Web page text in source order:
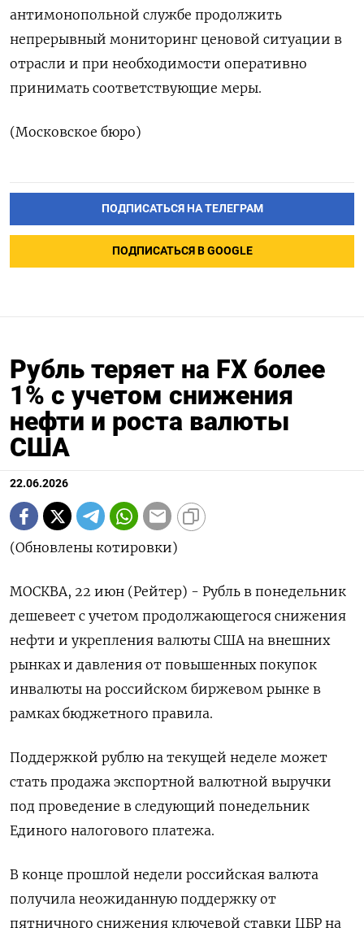
антимонопольной службе продолжить
непрерывный мониторинг ценовой ​ситуации ⁠в
отрасли и при ‌необходимости ‌оперативно
принимать ​соответствующие меры.
(Московское ‌бюро)
ПОДПИСАТЬСЯ НА ТЕЛЕГРАМ
ПОДПИСАТЬСЯ В GOOGLE
Рубль теряет на FX более
1% с учетом снижения
нефти и роста валюты
США
22.06.2026
(Обновлены котировки)
МОСКВА, 22 июн (Рейтер) - Рубль в понедельник
дешевеет с учетом продолжающегося снижения
нефти и укрепления валюты США на внешних
рынках и давления от повышенных покупок
инвалюты на российском биржевом рынке в
рамках бюджетного правила.
Поддержкой рублю на текущей неделе может
стать продажа экспортной валютной выручки
под ‌проведение в следующий понедельник
Единого налогового платежа.
В конце прошлой недели российская валюта
получила неожиданную поддержку от
пятничного снижения ключевой ставки ЦБР на